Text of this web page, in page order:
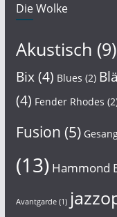
Die Wolke
Akustisch (9)
Bix(4) Blues (2)
(4) Fender Rhodes
Fusion (5)
(13) Hammond
Avantgarde(1)